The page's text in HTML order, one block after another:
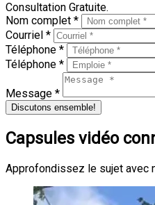
Consultation Gratuite.
Nom complet *
Courriel *
Téléphone *
Téléphone *
Message *
Discutons ensemble!
Capsules vidéo
Approfondissez le sujet avec